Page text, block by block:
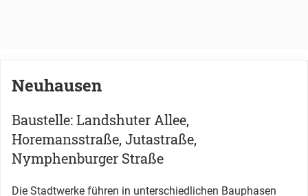
Neuhausen
Baustelle: Landshuter Allee,
Horemansstraße, Jutastraße,
Nymphenburger Straße
Die Stadtwerke führen in unterschiedlichen Bauphasen